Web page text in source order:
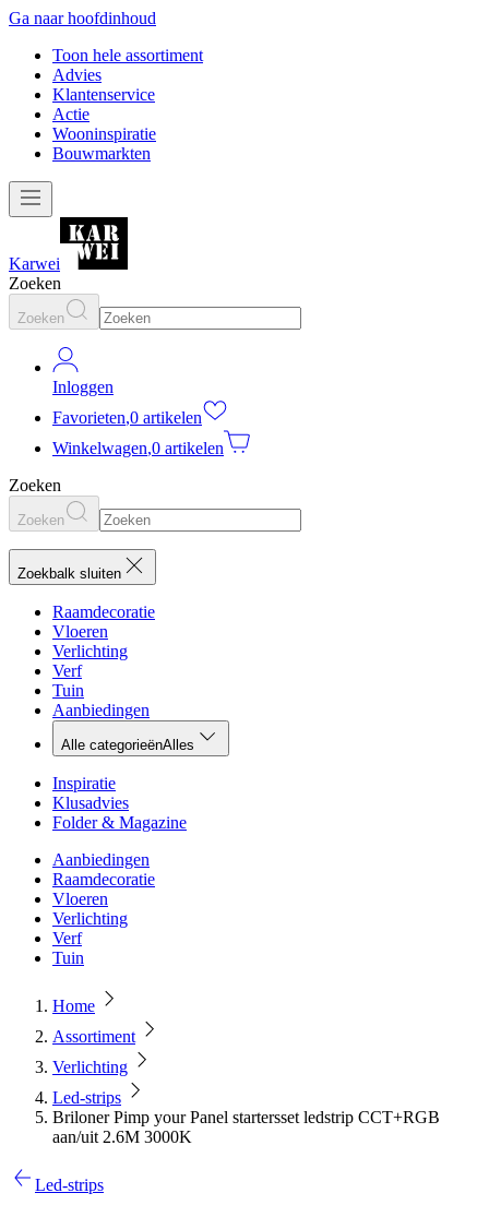
Ga naar hoofdinhoud
Toon hele assortiment
Advies
Klantenservice
Actie
Wooninspiratie
Bouwmarkten
Karwei
Zoeken
Zoeken
Inloggen
Favorieten,0 artikelen
Winkelwagen,0 artikelen
Zoeken
Zoeken
Zoekbalk sluiten
Raamdecoratie
Vloeren
Verlichting
Verf
Tuin
Aanbiedingen
Alle categorieënAlles
Inspiratie
Klusadvies
Folder & Magazine
Aanbiedingen
Raamdecoratie
Vloeren
Verlichting
Verf
Tuin
Home
Assortiment
Verlichting
Led-strips
Briloner Pimp your Panel startersset ledstrip CCT+RGB
aan/uit 2.6M 3000K
Led-strips